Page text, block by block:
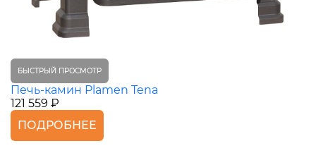
БЫСТРЫЙ ПРОСМОТР
Печь-камин Plamen Tena
121 559 ₽
ПОДРОБНЕЕ